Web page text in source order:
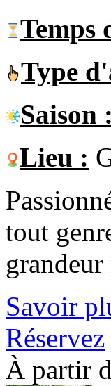
Temps
Type
Saison :
Lieu :
tout
Savoir
Réservez
À partir